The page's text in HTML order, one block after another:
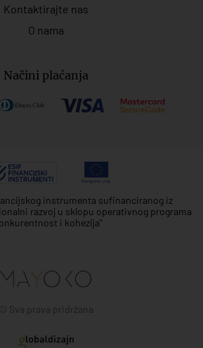
Kontaktirajte nas
O nama
Načini plaćanja
instrumenta sufinanciranog iz
razvoj u sklopu operativnog programa
i kohezija"
© Sva prava pridržana